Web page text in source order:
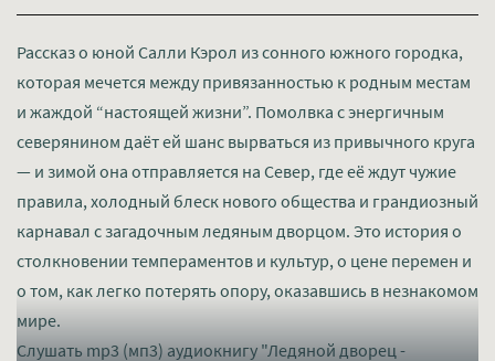
Рассказ о юной Салли Кэрол из сонного южного городка,
которая мечется между привязанностью к родным местам
и жаждой “настоящей жизни”. Помолвка с энергичным
северянином даёт ей шанс вырваться из привычного круга
— и зимой она отправляется на Север, где её ждут чужие
правила, холодный блеск нового общества и грандиозный
карнавал с загадочным ледяным дворцом. Это история о
столкновении темпераментов и культур, о цене перемен и
о том, как легко потерять опору, оказавшись в незнакомом
мире.
Слушать mp3 (мп3) аудиокнигу "Ледяной дворец -